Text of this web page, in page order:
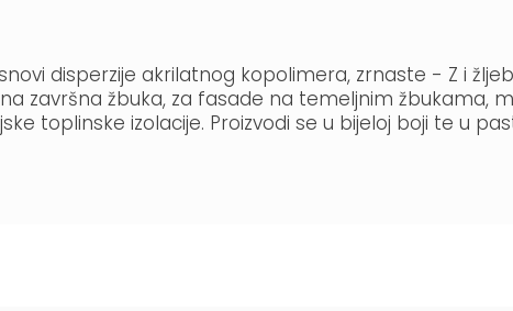
disperzije akrilatnog kopolimera, zrnaste - Z i
završna žbuka, za fasade na temeljnim žbukama,
toplinske izolacije. Proizvodi se u bijeloj boji te u